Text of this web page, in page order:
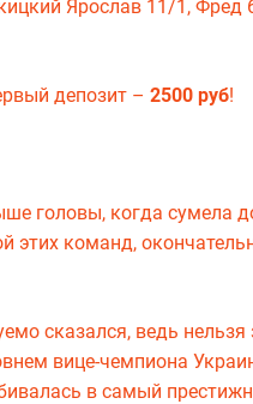
Ярослав 11/1, Фред
депозит – 2500 руб!
головы, когда сумела
этих команд,
сказался, ведь
вице-чемпиона
в самый